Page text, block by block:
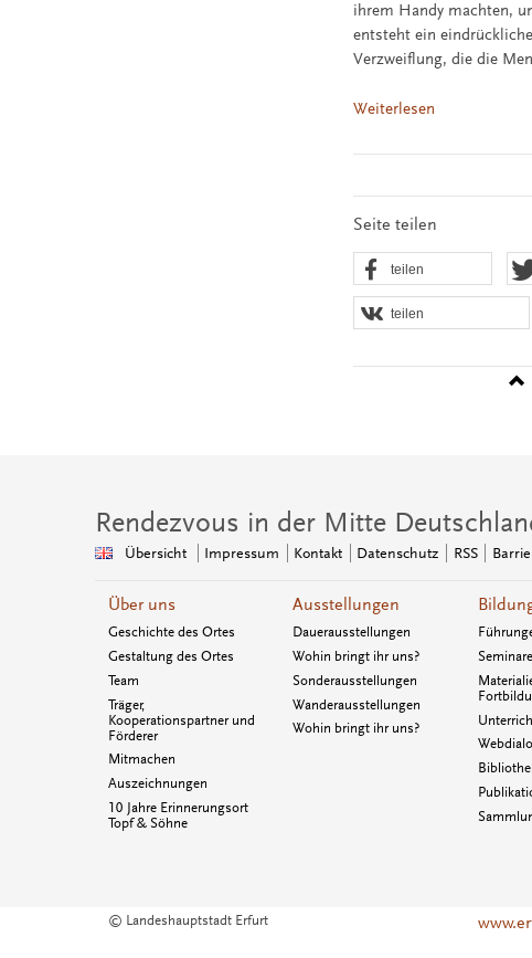
ihrem Handy machten,
entsteht ein
Verzweiflung, die die
Weiterlesen
Seite teilen
teilen
teilen
Rendezvous in der Mitte
Übersicht Impressum Kontakt Datenschutz RSS
Über uns
Geschichte des Ortes
Gestaltung des Ortes
Team
Träger,
Kooperationspartner und
Förderer
Mitmachen
Auszeichnungen
10 Jahre Erinnerungsort
Topf & Söhne
Ausstellungen
Dauerausstellungen
Wohin bringt ihr uns?
Sonderausstellungen
Wanderausstellungen
Wohin bringt ihr uns?
Seminare
© Landeshauptstadt Erfurt